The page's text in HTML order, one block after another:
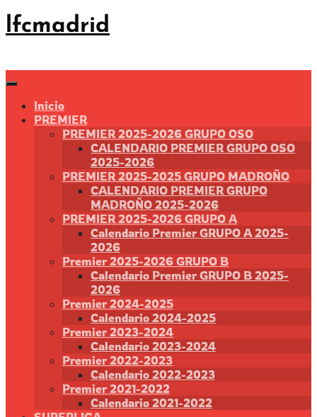
Saltar
al
lfcmadrid
Inicio
PREMIER
PREMIER 2025-2026 GRUPO OSO
CALENDARIO PREMIER GRUPO OSO
2025-2026
PREMIER 2025-2025 GRUPO MADROÑO
CALENDARIO PREMIER GRUPO
MADROÑO 2025-2026
PREMIER 2025-2026 GRUPO A
Calendario Premier GRUPO A 2025-
2026
Premier 2025-2026 GRUPO B
Calendario Premier GRUPO B 2025-
2026
Premier 2024-2025
Calendario 2024-2025
Premier 2023-2024
Calendario 2023-2024
Premier 2022-2023
Calendario 2022-2023
Premier 2021-2022
Calendario 2021-2022